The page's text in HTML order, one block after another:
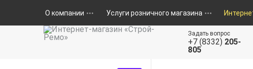
О компании Услуги розничного магазина
Задать вопрос
+7 (8332) 205-
805